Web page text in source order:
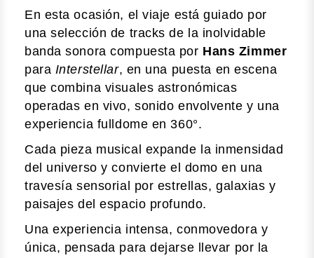
En esta ocasión, el viaje está guiado por
una selección de tracks de la inolvidable
banda sonora compuesta por Hans Zimmer
para Interstellar, en una puesta en escena
que combina visuales astronómicas
operadas en vivo, sonido envolvente y una
experiencia fulldome en 360°.
Cada pieza musical expande la inmensidad
del universo y convierte el domo en una
travesía sensorial por estrellas, galaxias y
paisajes del espacio profundo.
Una experiencia intensa, conmovedora y
única, pensada para dejarse llevar por la